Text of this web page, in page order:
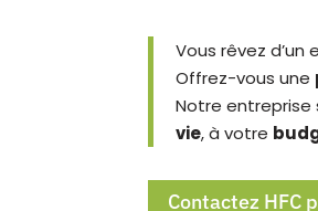
Vous rêvez
Offrez-vous une
Notre entreprise
vie, à votre
Contactez HFC